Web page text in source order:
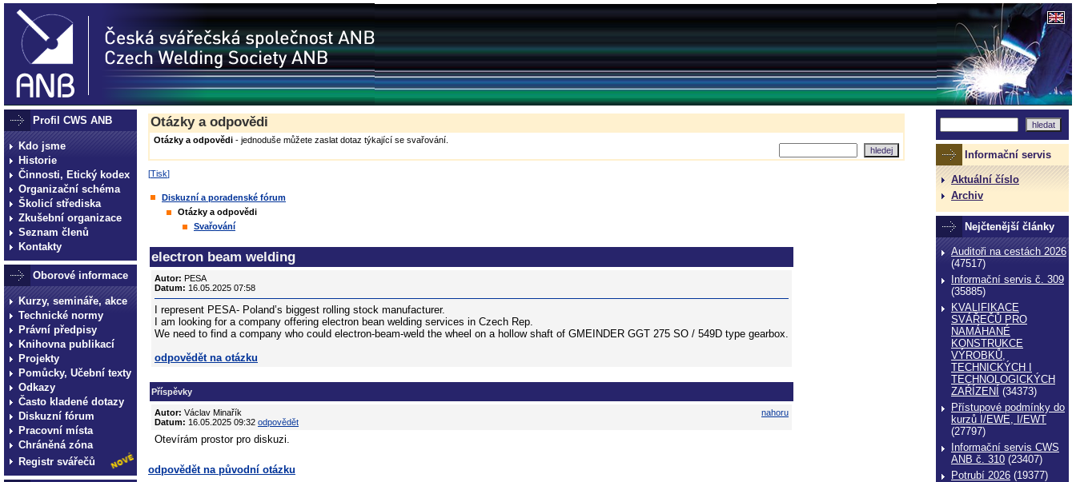
Profil CWS ANB
Kdo jsme
Historie
Činnosti, Etický kodex
Organizační schéma
Školicí střediska
Zkušební organizace
Seznam členů
Kontakty
Oborové informace
Kurzy, semináře, akce
Technické normy
Právní předpisy
Knihovna publikací
Projekty
Pomůcky, Učební texty
Odkazy
Často kladené dotazy
Diskuzní fórum
Pracovní místa
Chráněná zóna
Registr svářečů
Otázky a odpovědi
Otázky a odpovědi - jednoduše můžete zaslat dotaz týkající se svařování.
[Tisk]
Diskuzní a poradenské fórum
Otázky a odpovědi
Svařování
electron beam welding
Autor: PESA
Datum: 16.05.2025 07:58
I represent PESA- Poland’s biggest rolling stock manufacturer.
I am looking for a company offering electron bean welding services in Czech Rep.
We need to find a company who could electron-beam-weld the wheel on a hollow shaft of GMEINDER GGT 275 SO / 549D type gearbox.
odpovědět na otázku
Příspěvky
Autor: Václav Minařík
Datum: 16.05.2025 09:32 odpovědět
nahoru
Otevírám prostor pro diskuzi.
odpovědět na původní otázku
Informační servis
Aktuální číslo
Archiv
Nejčtenější články
Auditoři na cestách 2026
(47517)
Informační servis č. 309
(35885)
KVALIFIKACE
SVÁŘEČŮ PRO
NAMÁHANÉ
KONSTRUKCE
VÝROBKŮ,
TECHNICKÝCH I
TECHNOLOGICKÝCH
ZAŔÍZENÍ (34373)
Přístupové podmínky do
kurzů I/EWE, I/EWT
(27797)
Informační servis CWS
ANB č. 310 (23407)
Potrubí 2026 (19377)